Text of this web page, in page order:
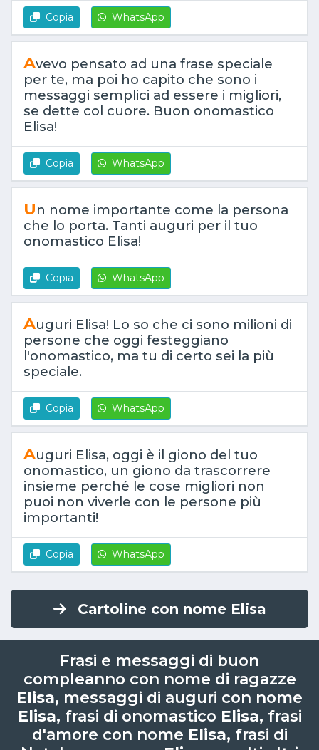
Copia WhatsApp
Avevo pensato ad una frase speciale
per te, ma poi ho capito che sono i
messaggi semplici ad essere i migliori,
se dette col cuore. Buon onomastico
Elisa!
Copia WhatsApp
Un nome importante come la persona
che lo porta. Tanti auguri per il tuo
onomastico Elisa!
Copia WhatsApp
Auguri Elisa! Lo so che ci sono milioni di
persone che oggi festeggiano
l'onomastico, ma tu di certo sei la più
speciale.
Copia WhatsApp
Auguri Elisa, oggi è il giono del tuo
onomastico, un giono da trascorrere
insieme perché le cose migliori non
puoi non viverle con le persone più
importanti!
Copia WhatsApp
Cartoline con nome Elisa
Frasi e messaggi di buon
compleanno con nome di ragazze
Elisa, messaggi di auguri con nome
Elisa, frasi di onomastico Elisa, frasi
d'amore con nome Elisa, frasi di